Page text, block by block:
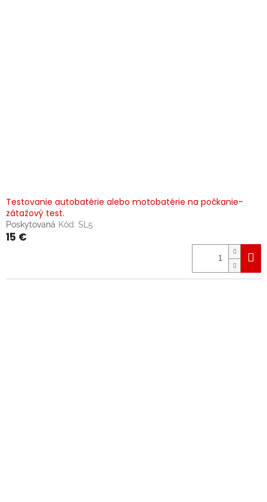
Testovanie autobatérie alebo motobatérie na počkanie-
zátažový test.
Poskytovaná Kód: SL5
15 €